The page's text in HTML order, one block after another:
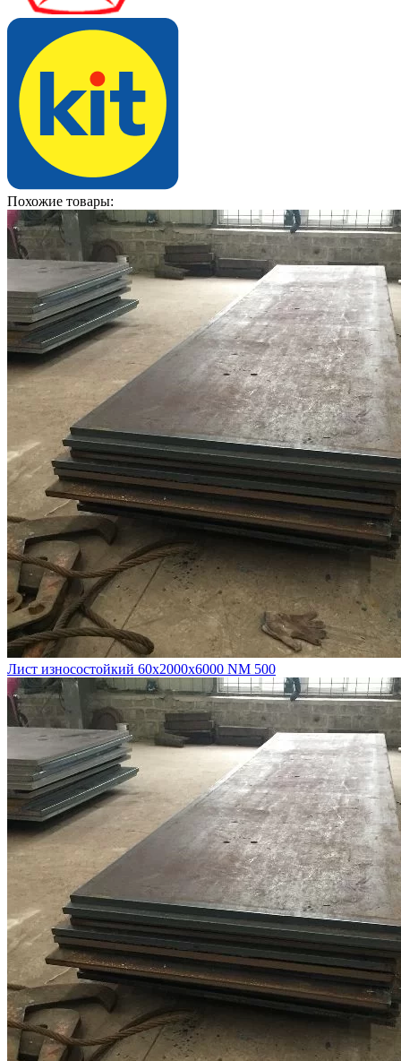
Похожие товары:
Лист износостойкий 60х2000х6000 NM 500